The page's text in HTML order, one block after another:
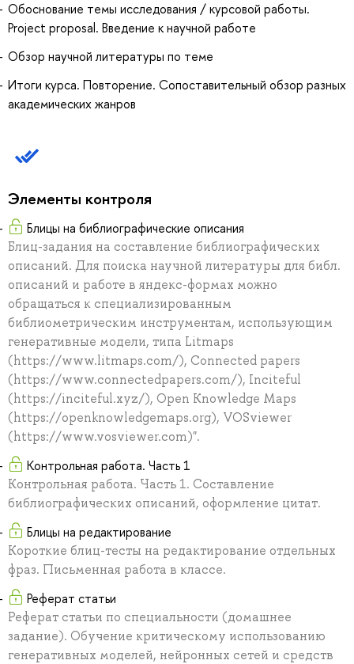
Обоснование темы исследования / курсовой работы.
Project proposal. Введение к научной работе
Обзор научной литературы по теме
Итоги курса. Повторение. Сопоставительный обзор разных
академических жанров
Элементы контроля
Блицы на библиографические описания
Блиц-задания на составление библиографических
описаний. Для поиска научной литературы для библ.
описаний и работе в яндекс-формах можно
обращаться к специализированным
библиометрическим инструментам, использующим
генеративные модели, типа Litmaps
(https://www.litmaps.com/), Connected papers
(https://www.connectedpapers.com/), Inciteful
(https://inciteful.xyz/), Open Knowledge Maps
(https://openknowledgemaps.org), VOSviewer
(https://www.vosviewer.com)".
Контрольная работа. Часть 1
Контрольная работа. Часть 1. Составление
библиографических описаний, оформление цитат.
Блицы на редактирование
Короткие блиц-тесты на редактирование отдельных
фраз. Письменная работа в классе.
Реферат статьи
Реферат статьи по специальности (домашнее
задание). Обучение критическому использованию
генеративных моделей, нейронных сетей и средств